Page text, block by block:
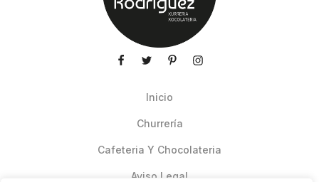
Inicio
Churrería
Cafeteria Y Chocolateria
Aviso Legal